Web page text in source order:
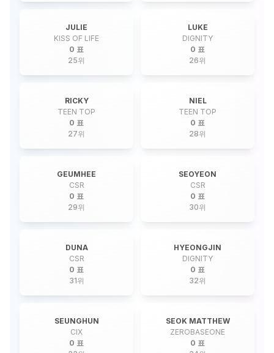
JULIE
KISS OF LIFE
0 표
25위
LUKE
DIGNITY
0 표
26위
RICKY
TEEN TOP
0 표
27위
NIEL
TEEN TOP
0 표
28위
GEUMHEE
CSR
0 표
29위
SEOYEON
CSR
0 표
30위
DUNA
CSR
0 표
31위
HYEONGJIN
DIGNITY
0 표
32위
SEUNGHUN
CIX
0 표
SEOK MATTHEW
ZEROBASEONE
0 표